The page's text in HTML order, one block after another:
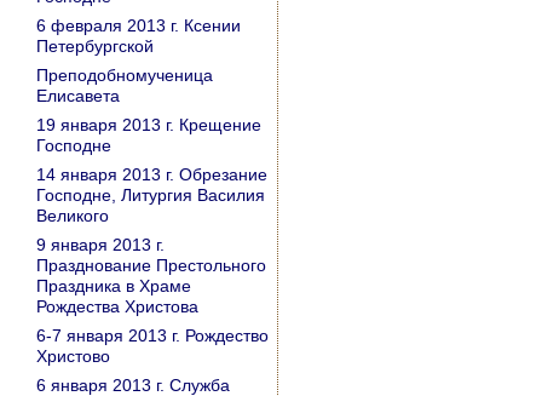
6 февраля 2013 г. Ксении
Петербургской
Преподобномученица
Елисавета
19 января 2013 г. Крещение
Господне
14 января 2013 г. Обрезание
Господне, Литургия Василия
Великого
9 января 2013 г.
Празднование Престольного
Праздника в Храме
Рождества Христова
6-7 января 2013 г. Рождество
Христово
6 января 2013 г. Служба